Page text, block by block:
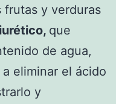
frutas y verduras
que
de agua,
eliminar el ácido
y